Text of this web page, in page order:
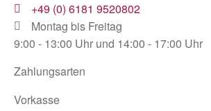
+49 (0) 6181 9520802
Montag bis Freitag
9:00 - 13:00 Uhr und 14:00 - 17:00 Uhr
Zahlungsarten
Vorkasse